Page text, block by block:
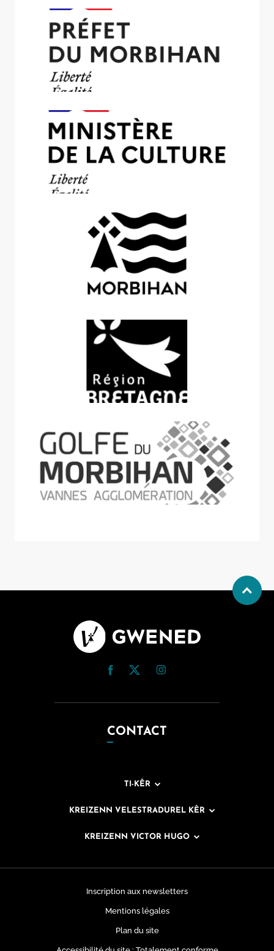
CONTACT
TI-KÊR
KREIZENN VELESTRADUREL KÊR
KREIZENN VICTOR HUGO
Inscription aux newsletters
Mentions légales
Plan du site